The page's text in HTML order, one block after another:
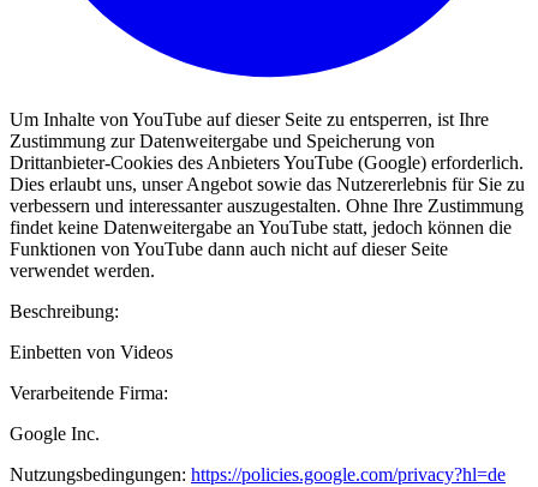
Um Inhalte von YouTube auf dieser Seite zu entsperren, ist Ihre
Zustimmung zur Datenweitergabe und Speicherung von
Drittanbieter-Cookies des Anbieters YouTube (Google) erforderlich.
Dies erlaubt uns, unser Angebot sowie das Nutzererlebnis für Sie zu
verbessern und interessanter auszugestalten. Ohne Ihre Zustimmung
findet keine Datenweitergabe an YouTube statt, jedoch können die
Funktionen von YouTube dann auch nicht auf dieser Seite
verwendet werden.
Beschreibung:
Einbetten von Videos
Verarbeitende Firma:
Google Inc.
Nutzungsbedingungen: https://policies.google.com/privacy?hl=de